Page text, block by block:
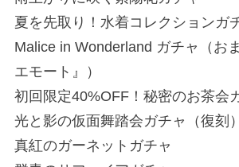
夏を先取り！水着コレクションガ
Malice in Wonderland ガチャ（お
エモート』）
初回限定40%OFF！秘密のお茶会
光と影の仮面舞踏会ガチャ（復刻）
真紅のガーネットガチャ